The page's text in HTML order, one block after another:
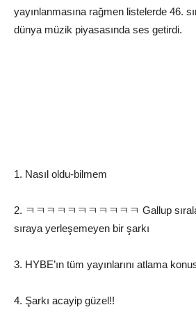
yayınlanmasına rağmen listelerde 46.
dünya müzik piyasasında ses getirdi.
1. Nasıl oldu-bilmem
2. ㅋㅋㅋㅋㅋㅋㅋㅋㅋㅋㅋ Gallup
sıraya yerleşemeyen bir şarkı
3. HYBE’ın tüm yayınlarını atlama
4. Şarkı acayip güzel!!